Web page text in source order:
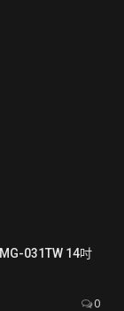
031TW 14吋
0